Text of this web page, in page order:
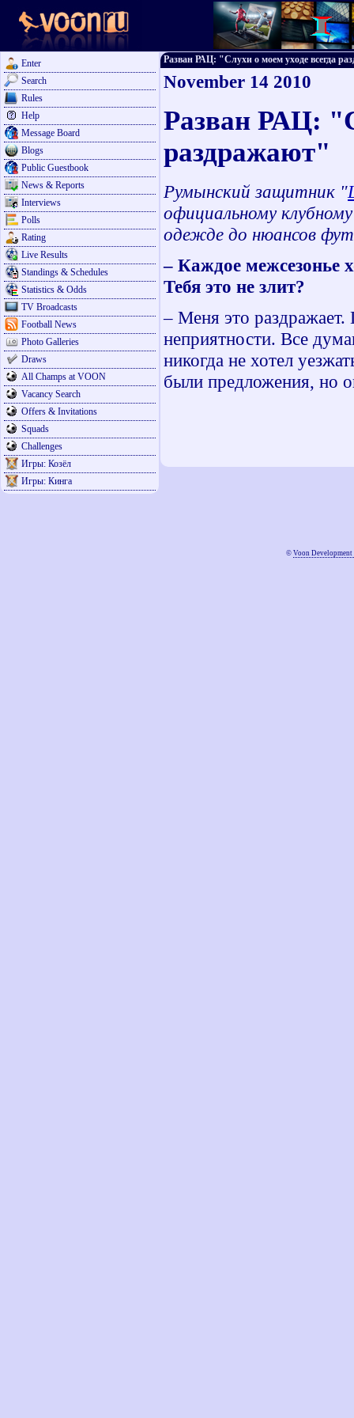
Enter
Search
Rules
Help
Message Board
Blogs
Public Guestbook
News & Reports
Interviews
Polls
Rating
Live Results
Standings & Schedules
Statistics & Odds
TV Broadcasts
Football News
Photo Galleries
Draws
All Champs at VOON
Vacancy Search
Offers & Invitations
Squads
Challenges
Игры: Козёл
Игры: Кинга
Разван РАЦ: "Слухи о моем уходе всегда
November 14 2010
Разван РАЦ:
раздражают"
Румынский защитник "
официальному
одежде до нюансов
– Каждое межсезонье
Тебя это не злит?
– Меня это раздражает.
неприятности. Все
никогда не хотел
были предложения, но
© Voon Development